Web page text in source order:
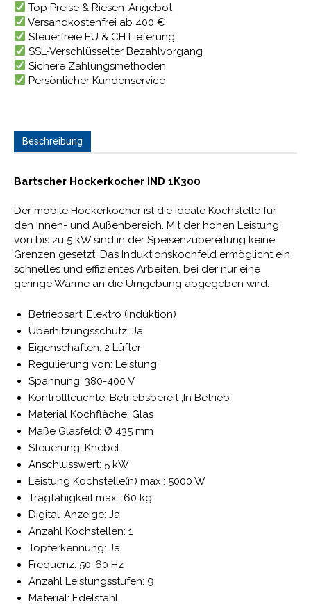
Top Preise & Riesen-Angebot
Versandkostenfrei ab 400 €
Steuerfreie EU & CH Lieferung
SSL-Verschlüsselter Bezahlvorgang
Sichere Zahlungsmethoden
Persönlicher Kundenservice
Beschreibung
Bartscher Hockerkocher IND 1K300
Der mobile Hockerkocher ist die ideale Kochstelle für
den Innen- und Außenbereich. Mit der hohen Leistung
von bis zu 5 kW sind in der Speisenzubereitung keine
Grenzen gesetzt. Das Induktionskochfeld ermöglicht ein
schnelles und effizientes Arbeiten, bei der nur eine
geringe Wärme an die Umgebung abgegeben wird.
Betriebsart: Elektro (Induktion)
Überhitzungsschutz: Ja
Eigenschaften: 2 Lüfter
Regulierung von: Leistung
Spannung: 380-400 V
Kontrollleuchte: Betriebsbereit ,In Betrieb
Material Kochfläche: Glas
Maße Glasfeld: Ø 435 mm
Steuerung: Knebel
Anschlusswert: 5 kW
Leistung Kochstelle(n) max.: 5000 W
Tragfähigkeit max.: 60 kg
Digital-Anzeige: Ja
Anzahl Kochstellen: 1
Topferkennung: Ja
Frequenz: 50-60 Hz
Anzahl Leistungsstufen: 9
Material: Edelstahl